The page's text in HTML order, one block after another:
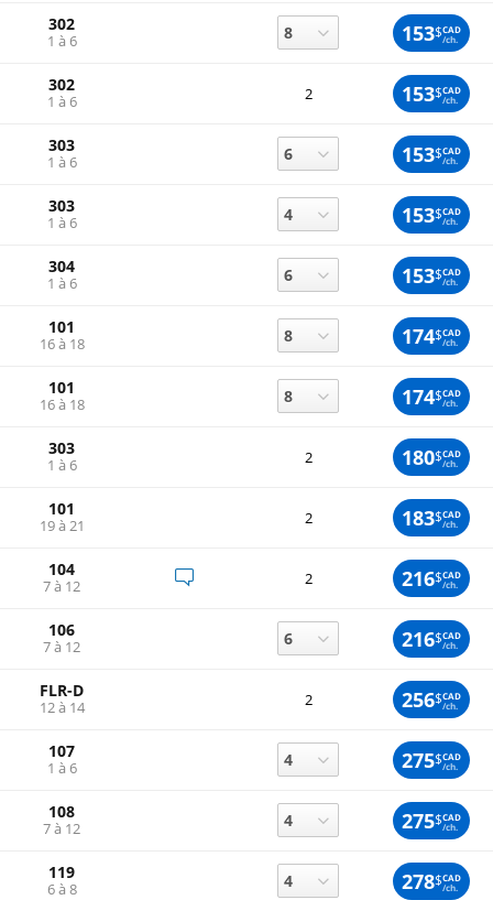
302
1 à 6 153$CAD
/ch.
302
1 à 6 2 153$CAD
/ch.
303
1 à 6 153$CAD
/ch.
303
1 à 6 153$CAD
/ch.
304
1 à 6 153$CAD
/ch.
101
16 à 18 174$CAD
/ch.
101
16 à 18 174$CAD
/ch.
303
1 à 6 2 180$CAD
/ch.
101
19 à 21 2 183$CAD
/ch.
104
7 à 12 2 216$CAD
/ch.
106
7 à 12 216$CAD
/ch.
FLR-D
12 à 14 2 256$CAD
/ch.
107
1 à 6 275$CAD
/ch.
108
7 à 12 275$CAD
/ch.
119
6 à 8 278$CAD
/ch.